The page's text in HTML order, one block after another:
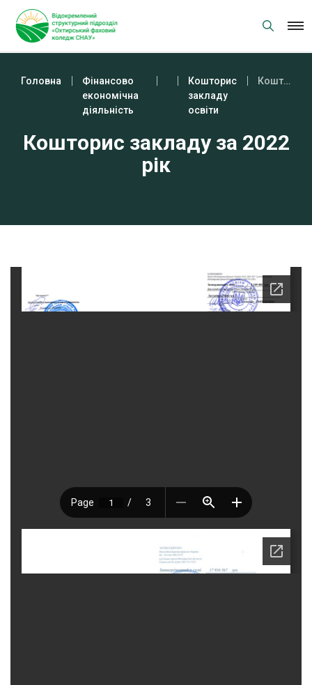
content
Головна
Фінансово
економічна
діяльність
Кошторис
закладу
освіти
Кошторис закладу за 2022 рік
Кошторис закладу за 2022
рік